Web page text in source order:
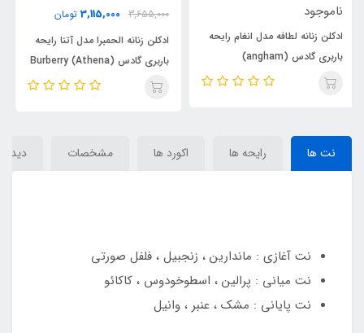
3,655,000
ادکلن زنانه الحمبرا مدل آتنا رایحه
Goddess
ناموجود
ادکلن زنانه لطافه مدل انغام رایحه
باربری گادس (angham)
Burberry Goddess
نت ها رایحه ها اکورد ها مشخصات
نت آغازی : ماندارین ، زنجبیل ، فلفل صورتی
نت میانی : پرالین ، اسطوخودوس ، کاکائو
نت پایانی : مشک ، عنبر ، وانیل